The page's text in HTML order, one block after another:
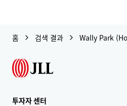
홈 검색 결과 Wally Park
투자자 센터